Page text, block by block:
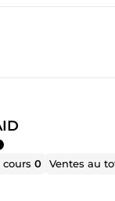
cours0 Ventes au